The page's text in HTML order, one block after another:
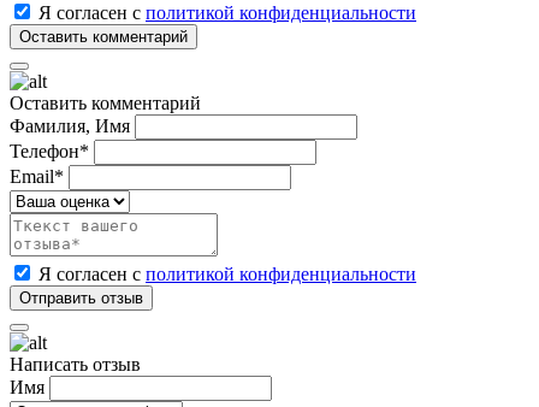
Я согласен с политикой конфиденциальности
Оставить комментарий
Фамилия, Имя
Телефон*
Email*
Я согласен с политикой конфиденциальности
Написать отзыв
Имя